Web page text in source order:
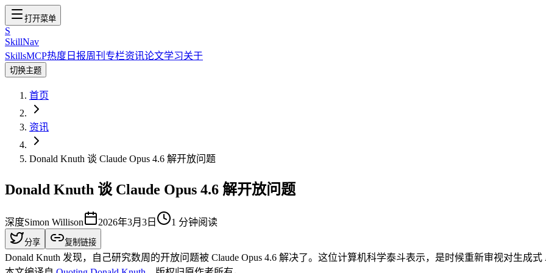
打开菜单
S
SkillNav
SkillsMCP热度 日报周刊 专栏资讯论文学习关于
切换主题
首页
资讯
Donald Knuth 谈 Claude Opus 4.6 解开放问题
Donald Knuth 谈 Claude Opus 4.6 解开放问题
深度Simon Willison 2026年3月3日 1 分钟阅读
分享 复制链接
Donald Knuth 发现，自己研究数周的开放问题被 Claude Opus 4.6 解决了。这位计算机科学泰斗表示，是时候重新审视对生成式